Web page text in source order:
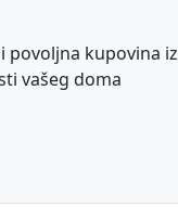
povoljna kupovina iz
vašeg doma